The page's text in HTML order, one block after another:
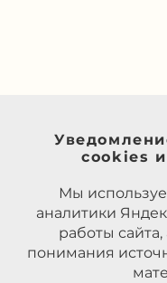
cookies
Мы
аналитики
работы
понимания